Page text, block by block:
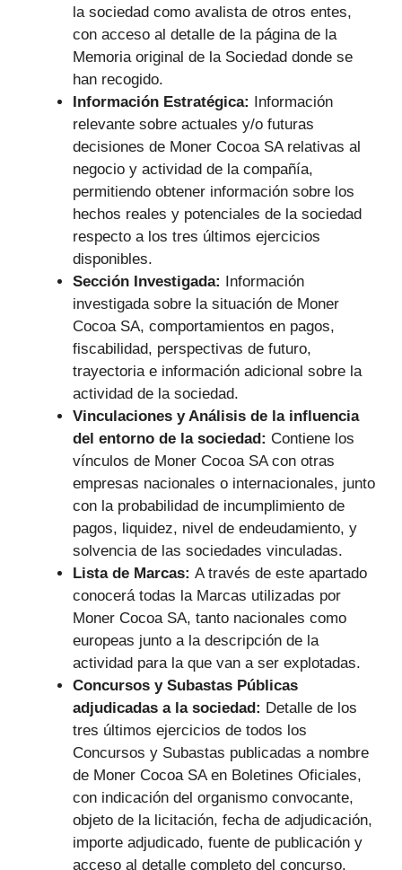
la sociedad como avalista de otros entes,
con acceso al detalle de la página de la
Memoria original de la Sociedad donde se
han recogido.
Información Estratégica: Información
relevante sobre actuales y/o futuras
decisiones de Moner Cocoa SA relativas al
negocio y actividad de la compañía,
permitiendo obtener información sobre los
hechos reales y potenciales de la sociedad
respecto a los tres últimos ejercicios
disponibles.
Sección Investigada: Información
investigada sobre la situación de Moner
Cocoa SA, comportamientos en pagos,
fiscabilidad, perspectivas de futuro,
trayectoria e información adicional sobre la
actividad de la sociedad.
Vinculaciones y Análisis de la influencia
del entorno de la sociedad: Contiene los
vínculos de Moner Cocoa SA con otras
empresas nacionales o internacionales, junto
con la probabilidad de incumplimiento de
pagos, liquidez, nivel de endeudamiento, y
solvencia de las sociedades vinculadas.
Lista de Marcas: A través de este apartado
conocerá todas la Marcas utilizadas por
Moner Cocoa SA, tanto nacionales como
europeas junto a la descripción de la
actividad para la que van a ser explotadas.
Concursos y Subastas Públicas
adjudicadas a la sociedad: Detalle de los
tres últimos ejercicios de todos los
Concursos y Subastas publicadas a nombre
de Moner Cocoa SA en Boletines Oficiales,
con indicación del organismo convocante,
objeto de la licitación, fecha de adjudicación,
importe adjudicado, fuente de publicación y
acceso al detalle completo del concurso.